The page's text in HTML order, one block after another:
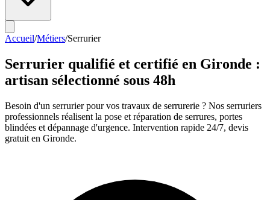
Accueil/Métiers/Serrurier
Serrurier qualifié et certifié en Gironde :
artisan sélectionné sous 48h
Besoin d'un serrurier pour vos travaux de serrurerie ? Nos serruriers
professionnels réalisent la pose et réparation de serrures, portes
blindées et dépannage d'urgence. Intervention rapide 24/7, devis
gratuit en Gironde.